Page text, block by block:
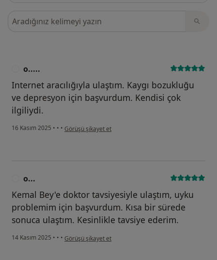
Görüşler içerisinde ara
o.....
Internet aracılığıyla ulaştım. Kaygı bozukluğu
ve depresyon için başvurdum. Kendisi çok
ilgiliydi.
16 Kasım 2025 • • • kullanıcının görüşüne göre o.....
Görüşü şikayet et
o...
Kemal Bey'e doktor tavsiyesiyle ulaştım, uyku
problemim için başvurdum. Kısa bir sürede
sonuca ulaştım. Kesinlikle tavsiye ederim.
14 Kasım 2025 • • • kullanıcının görüşüne göre o...
Görüşü şikayet et